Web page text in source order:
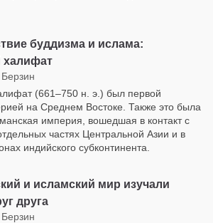
буддизма и ислама:
халифат
(661–750 н. э.) был первой
на Среднем Востоке. Также это была
империя, вошедшая в контакт с
частях Центральной Азии и в
индийского субконтинента.
и исламский мир изучали
друга